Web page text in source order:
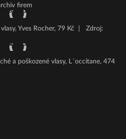
firem
Yves Rocher, 79 Kč
Zdroj:
a poškozené vlasy, L´occitane, 474